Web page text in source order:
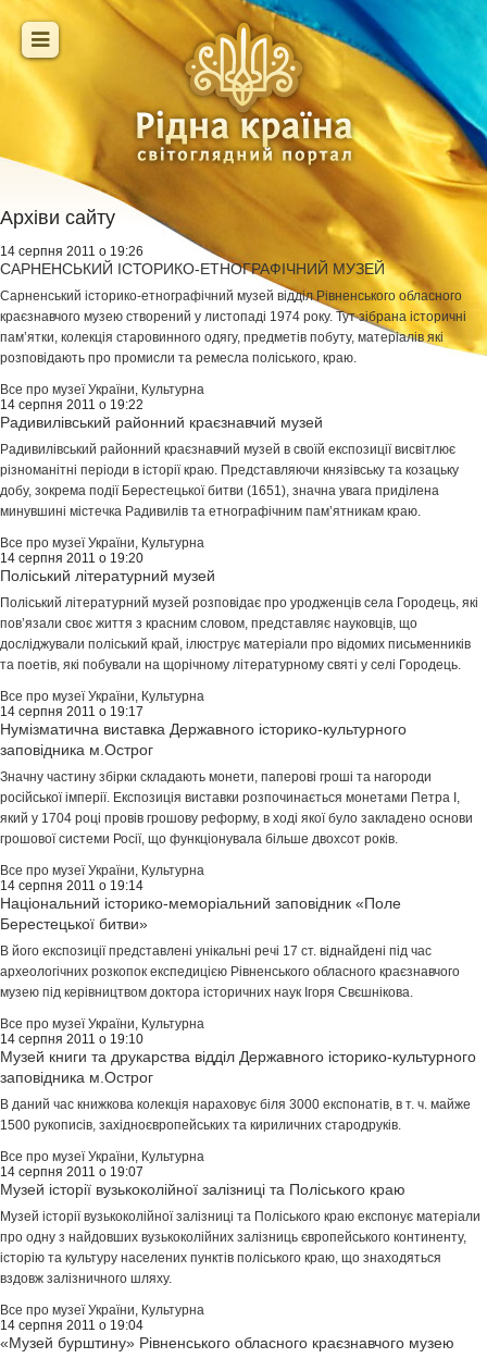
Архіви сайту
14 серпня 2011 о 19:26
САРНЕНСЬКИЙ ІСТОРИКО-ЕТНОГРАФІЧНИЙ МУЗЕЙ
Сарненський історико-етнографічний музей відділ Рівненського обласного
краєзнавчого музею створений у листопаді 1974 року. Тут зібрана історичні
пам’ятки, колекція старовинного одягу, предметів побуту, матеріалів які
розповідають про промисли та ремесла поліського, краю.
Все про музеї України, Культурна
14 серпня 2011 о 19:22
Радивилівський районний краєзнавчий музей
Радивилівський районний краєзнавчий музей в своїй експозиції висвітлює
різноманітні періоди в історії краю. Представляючи князівську та козацьку
добу, зокрема події Берестецької битви (1651), значна увага приділена
минувшині містечка Радивилів та етнографічним пам’ятникам краю.
Все про музеї України, Культурна
14 серпня 2011 о 19:20
Поліський літературний музей
Поліський літературний музей розповідає про уродженців села Городець, які
пов’язали своє життя з красним словом, представляє науковців, що
досліджували поліський край, ілюструє матеріали про відомих письменників
та поетів, які побували на щорічному літературному святі у селі Городець.
Все про музеї України, Культурна
14 серпня 2011 о 19:17
Нумізматична виставка Державного історико-культурного
заповідника м.Острог
Значну частину збірки складають монети, паперові гроші та нагороди
російської імперії. Експозиція виставки розпочинається монетами Петра І,
який у 1704 році провів грошову реформу, в ході якої було закладено основи
грошової системи Росії, що функціонувала більше двохсот років.
Все про музеї України, Культурна
14 серпня 2011 о 19:14
Національний історико-меморіальний заповідник «Поле
Берестецької битви»
В його експозиції представлені унікальні речі 17 ст. віднайдені під час
археологічних розкопок експедицією Рівненського обласного краєзнавчого
музею під керівництвом доктора історичних наук Ігоря Свєшнікова.
Все про музеї України, Культурна
14 серпня 2011 о 19:10
Музей книги та друкарства відділ Державного історико-культурного
заповідника м.Острог
В даний час книжкова колекція нараховує біля 3000 експонатів, в т. ч. майже
1500 рукописів, західноєвропейських та кириличних стародруків.
Все про музеї України, Культурна
14 серпня 2011 о 19:07
Музей історії вузькоколійної залізниці та Поліського краю
Музей історії вузькоколійної залізниці та Поліського краю експонує матеріали
про одну з найдовших вузькоколійних залізниць європейського континенту,
історію та культуру населених пунктів поліського краю, що знаходяться
вздовж залізничного шляху.
Все про музеї України, Культурна
14 серпня 2011 о 19:04
«Музей бурштину» Рівненського обласного краєзнавчого музею